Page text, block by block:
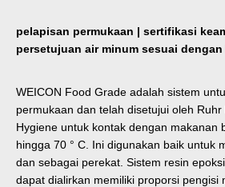
pelapisan permukaan | sertifikasi
persetujuan air minum sesuai dengan
WEICON Food Grade adalah sistem
permukaan dan telah disetujui oleh
Hygiene untuk kontak dengan makanan
hingga 70 ° C. Ini digunakan baik untuk
dan sebagai perekat. Sistem resin
dapat dialirkan memiliki proporsi pengisi